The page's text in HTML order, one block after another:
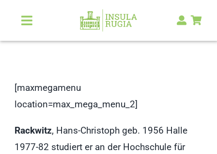
Inhalt
springen
Toggle
Navigation
Malerlexikon
[maxmegamenu
location=max_mega_menu_2]
Rackwitz, Hans-Christoph geb. 1956 Halle
1977-82 studiert er an der Hochschule für